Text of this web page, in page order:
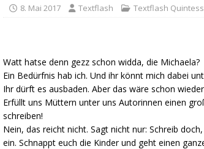
8. Mai 2017 Textflash Textflash
Watt hatse denn gezz schon widda, die Michaela?
Ein Bedürfnis hab ich. Und ihr könnt mich dabei
Ihr dürft es ausbaden. Aber das wäre schon
Erfüllt uns Müttern unter uns Autorinnen einen
schreiben!
Nein, das reicht nicht. Sagt nicht nur: Schreib
ein. Schnappt euch die Kinder und geht einen